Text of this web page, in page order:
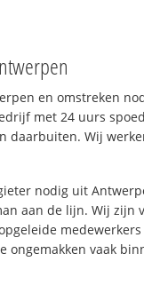
en omstreken
met 24 uurs
daarbuiten. Wij
nodig uit
aan de lijn. Wij
ongemakken vaak